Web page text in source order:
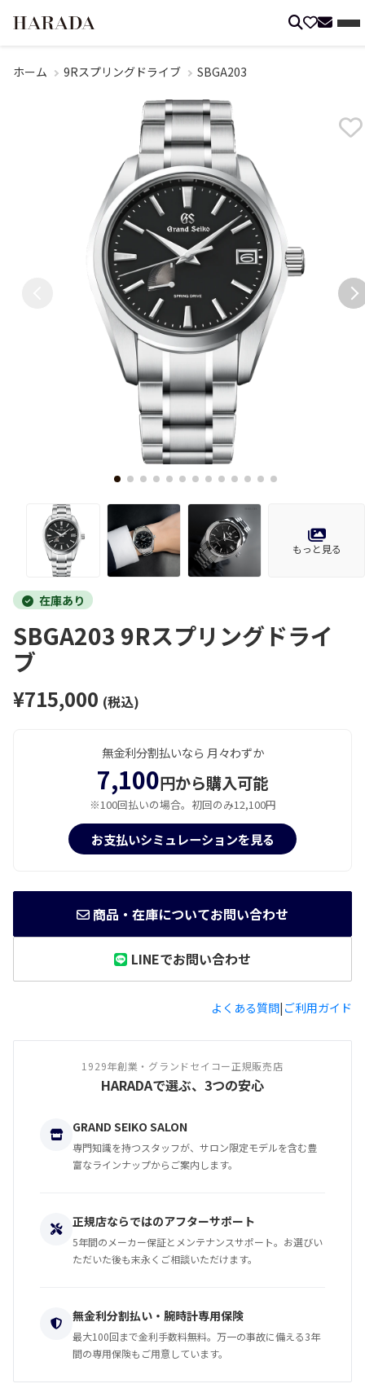
ホーム 9Rスプリングドライブ SBGA203
もっと見る
在庫あり
SBGA203 9Rスプリングドライ
ブ
¥715,000 (税込)
無金利分割払いなら 月々わずか
7,100円から購入可能
※100回払いの場合。初回のみ12,100円
お支払いシミュレーションを見る
商品・在庫についてお問い合わせ
LINEでお問い合わせ
よくある質問| ご利用ガイド
1929年創業・グランドセイコー正規販売店
HARADAで選ぶ、3つの安心
GRAND SEIKO SALON
専門知識を持つスタッフが、サロン限定モデルを含む豊
富なラインナップからご案内します。
正規店ならではのアフターサポート
5年間のメーカー保証とメンテナンスサポート。お選びい
ただいた後も末永くご相談いただけます。
無金利分割払い・腕時計専用保険
最大100回まで金利手数料無料。万一の事故に備える3年
間の専用保険もご用意しています。